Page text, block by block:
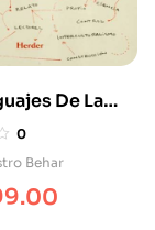
De La
La
Como
0
Behar